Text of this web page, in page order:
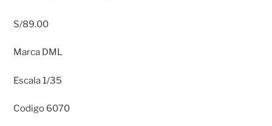
S/89.00
Marca DML
Escala 1/35
Codigo 6070